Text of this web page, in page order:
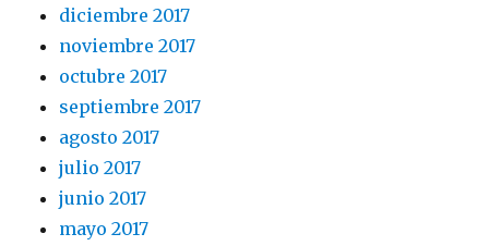
diciembre 2017
noviembre 2017
octubre 2017
septiembre 2017
agosto 2017
julio 2017
junio 2017
mayo 2017